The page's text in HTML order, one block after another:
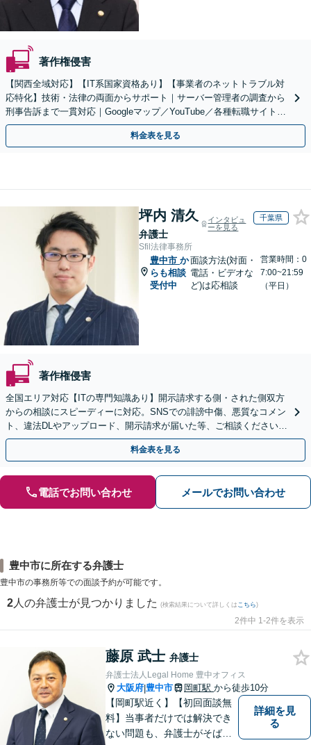
著作権侵害
【関西全域対応】【IT系国家資格あり】【事業者のネットトラブル対
応特化】技術・法律の両面からサポート｜サーバー管理者の調査から
刑事告訴まで一貫対応｜Googleマップ／YouTube／各種転職サイトに
特化
料金表を見る
坪内 清久
弁護士
インタビュ
ーを見る
千葉県
Sfil法律事務所
豊中市 か
らも相談
受付中
面談方法(対面・
電話・ビデオな
ど)は応相談
営業時間：0
7:00~21:59
（平日）
著作権侵害
全国エリア対応【ITの専門知識あり】開示請求する側・された側双方
からの相談にスピーディーに対応。SNSでの誹謗中傷、悪質なコメン
ト、違法DLやアップロード、開示請求が届いた等、ご相談ください
【WEB面談OK&解決実績豊富】【千葉中央駅4分】
料金表を見る
電話でお問い合わせ メールでお問い合わせ
豊中市に所在する弁護士
豊中市の事務所等での面談予約が可能です。
2 人の弁護士が見つかりました (検索結果について詳しくは こちら)
2件中 1-2件を表示
藤原 武士 弁護士
弁護士法人Legal Home 豊中オフィス
大阪府|豊中市 岡町駅 から徒歩10分
【岡町駅近く】【初回面談無
料】当事者だけでは解決でき
ない問題も、弁護士がそばに
詳細を見
る